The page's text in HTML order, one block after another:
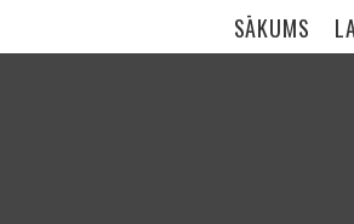
Skip navigation
SĀKUMS